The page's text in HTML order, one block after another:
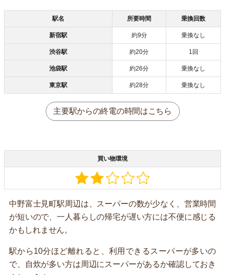
駅名 所要時間 乗換回数
新宿駅 約9分 乗換なし
渋谷駅 約20分 1回
池袋駅 約26分 乗換なし
東京駅 約28分 乗換なし
主要駅からの終電の時間はこちら
買い物環境
中野富士見町駅周辺は、スーパーの数が少なく、営業時間
が短いので、一人暮らしの帰宅が遅い方には不便に感じる
かもしれません。
駅から10分ほど離れると、利用できるスーパーが多いの
で、自炊が多い方は周辺にスーパーがあるか確認しておき